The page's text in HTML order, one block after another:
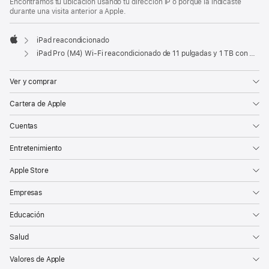
Encontramos tu ubicación usando tu dirección IP o porque la indicaste
durante una visita anterior a Apple.
Apple
iPad reacondicionado
iPad Pro (M4) Wi-Fi reacondicionado de 11 pulgadas y 1 TB con vidrio estándar - Negro espacial
Ver y comprar
Cartera de Apple
Cuentas
Entretenimiento
Apple Store
Empresas
Educación
Salud
Valores de Apple